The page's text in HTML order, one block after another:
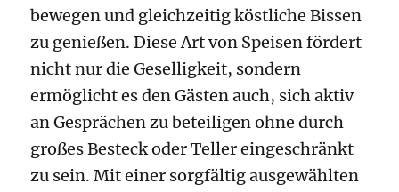
bewegen und gleichzeitig köstliche Bissen
zu genießen. Diese Art von Speisen fördert
nicht nur die Geselligkeit, sondern
ermöglicht es den Gästen auch, sich aktiv
an Gesprächen zu beteiligen ohne durch
großes Besteck oder Teller eingeschränkt
zu sein. Mit einer sorgfältig ausgewählten